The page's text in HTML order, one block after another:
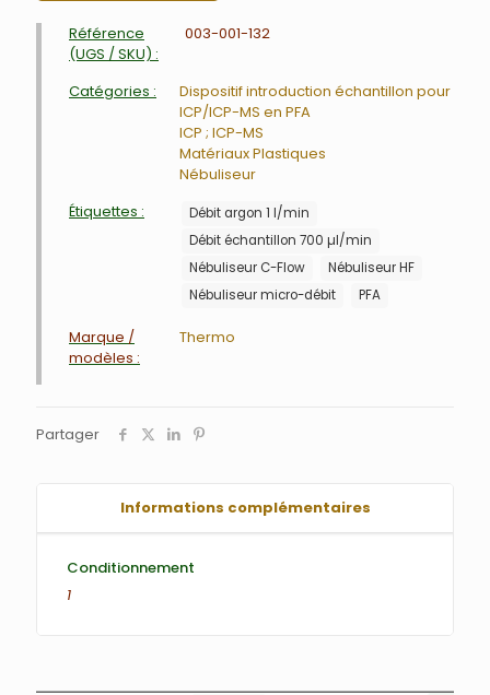
Référence
(UGS / SKU) :
003-001-132
Catégories :
Dispositif introduction échantillon pour
ICP/ICP-MS en PFA
ICP ; ICP-MS
Matériaux Plastiques
Nébuliseur
Étiquettes :
Débit argon 1 l/min
Débit échantillon 700 µl/min
Nébuliseur C-Flow
Nébuliseur HF
Nébuliseur micro-débit
PFA
Marque /
modèles :
Thermo
Partager
Informations complémentaires
Conditionnement
1